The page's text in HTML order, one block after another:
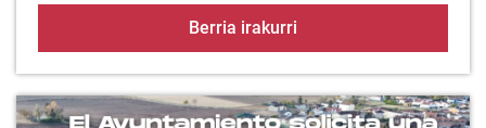
Berria irakurri